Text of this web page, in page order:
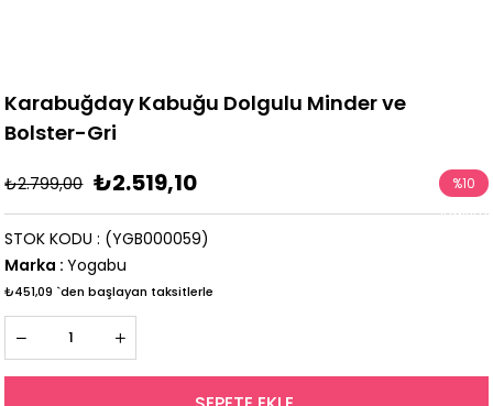
Karabuğday Kabuğu Dolgulu Minder ve
Bolster-Gri
₺2.799,00 ₺2.519,10 %10
İndirim
(YGB000059)
STOK KODU
Marka : Yogabu
₺451,09 `den başlayan taksitlerle